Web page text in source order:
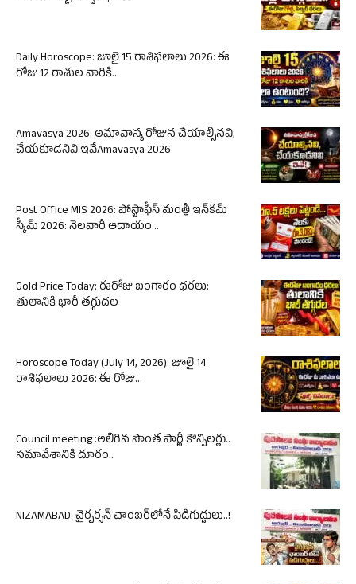
Daily Horoscope: జూలై 15 రాశిఫలాలు 2026: ఈ
రోజు 12 రాశుల వారికి...
Amavasya 2026: అమావాస్య రోజున చేయాల్సినవి,
చేయకూడనివి ఇవేAmavasya 2026
Post Office MIS 2026: పోస్టాఫీస్ మంత్లీ ఇన్‌కమ్
స్కీమ్ 2026: నెలవారీ ఆదాయం...
Gold Price Today: ఈరోజు బంగారం ధరలు:
తులానికి భారీ తగ్గుదల
Horoscope Today (July 14, 2026): జూలై 14
రాశిఫలాలు 2026: ఈ రోజు...
Council meeting :అలిగిన సొంత పార్టీ కౌన్సిలర్లు..
సమావేశానికి దూరం..
NIZAMABAD: చైర్పర్సన్ ఛాంబర్‌లోనే పిడిగుద్దులు..!